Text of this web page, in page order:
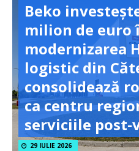
Beko
milion de euro
modernizarea
logistic din
consolidează
ca centru
serviciile post-
29 IULIE 2026